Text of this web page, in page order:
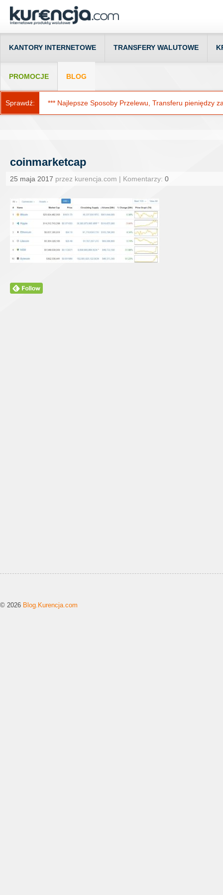
KANTORY INTERNETOWE TRANSFERY WALUTOWE
PROMOCJE BLOG
Sprawdź: *** Najlepsze Sposoby Przelewu, Transferu pieniędzy
coinmarketcap
25 maja 2017 przez kurencja.com | Komentarzy: 0
© 2026 Blog.Kurencja.com